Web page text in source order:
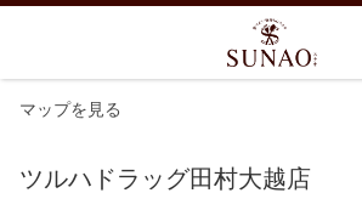
マップを見る
ツルハドラッグ田村大越店